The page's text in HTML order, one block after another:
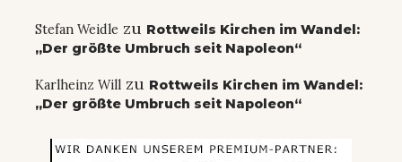
Stefan Weidle zu Rottweils Kirchen im Wandel:
„Der größte Umbruch seit Napoleon“
Karlheinz Will zu Rottweils Kirchen im Wandel:
„Der größte Umbruch seit Napoleon“